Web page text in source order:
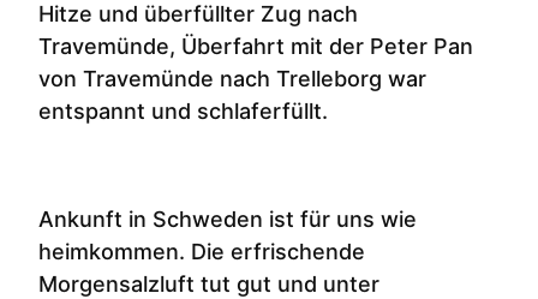
Hitze und überfüllter Zug nach
Travemünde, Überfahrt mit der Peter Pan
von Travemünde nach Trelleborg war
entspannt und schlaferfüllt.
Ankunft in Schweden ist für uns wie
heimkommen. Die erfrischende
Morgensalzluft tut gut und unter